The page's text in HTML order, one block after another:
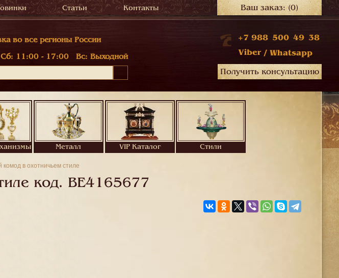
Статьи Контакты Ваш заказ:(0)
во все регионы России
Сб: 11:00 - 17:00 Вс: Выходной
+7 988 500 49 38
Viber / Whatsapp
Получить консультацию
Металл VIP Каталог Стили
в охотничьем стиле
код. BE4165677